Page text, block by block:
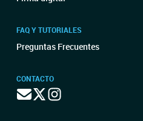
FAQ Y TUTORIALES
Preguntas Frecuentes
CONTACTO